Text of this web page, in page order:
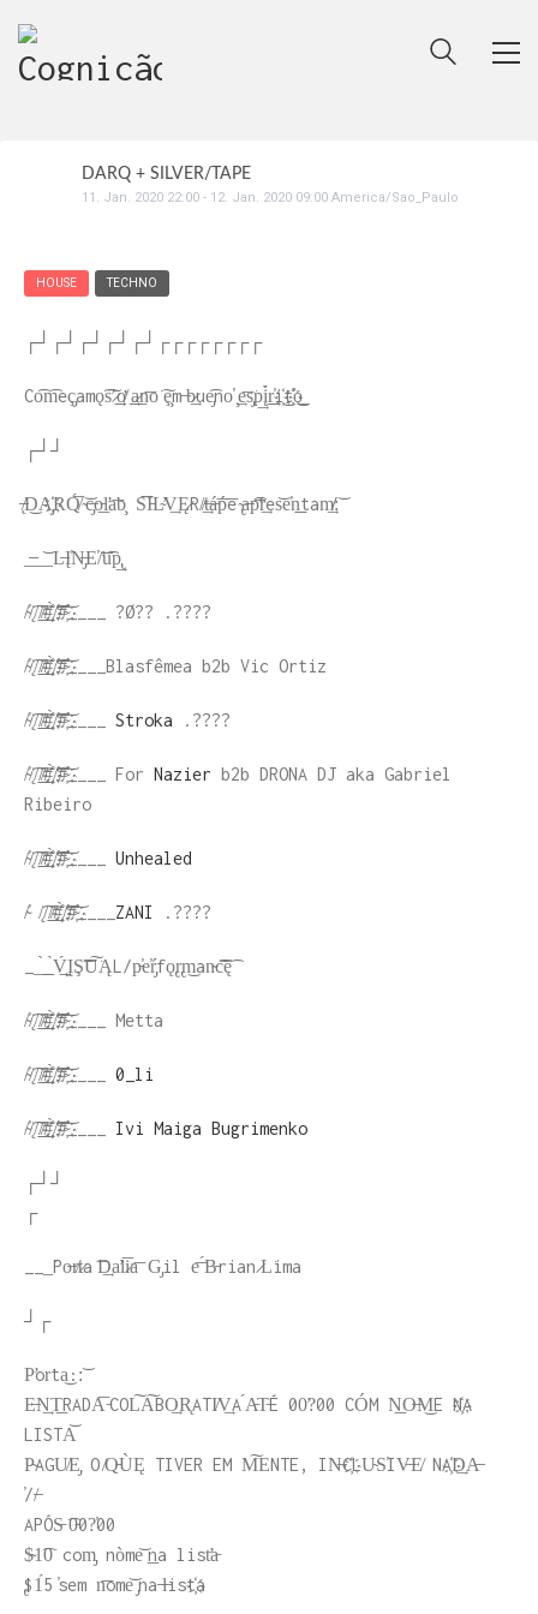
DARQ + SILVER/TAPE
11 . Jan. 2020 22:00 - 12. Jan. 2020 09:00 America/Sao_Paulo
HOUSE TECHNO
┌┘┌┘┌┘┌┘┌┘┌┌┌┌┌┌┌┌
Co͡m͡eç̡amǫ͡s̛͠ ̷͢͢ơ̸ ͢͟a̷͏͟n͞o͘ ͏͠ȩ̧m ̶b̷͢ue̡͡no̕ ̧͢e͞s̡͘p͢į́̀͟r̕͢i҉͜t҉̕̕o͟͜
┌┘┘
̸̶̨D͜A̡҉R͘Q̸́͞ ̴͝c̶̡o̵͟l̛a͞b̧͏ ͏S͞͞I̵L̴̛V͢Ę̷R/̸͢t̶á̵͞ṕ͞e ̴̢a̶p̛͞͡r͢͏es͝e̕n͟͟tam̸̸͢:͝
_̶_͝_͘L̶Į͏̕N̶̡E̕/̛͘͞u͡p̢͢
/̴̕/̨͡/͘͟͟/̸͟͟͠#҉̀҉/̕͝͡#҉̴̕͝____ ?Ø?? .????
/̴̕/̨͡/͘͟͟/̸͟͟͠#҉̀҉/̕͝͡#҉̴̕͝____Blasfêmea b2b Vic Ortiz
/̴̕/̨͡/͘͟͟/̸͟͟͠#҉̀҉/̕͝͡#҉̴̕͝____ Stroka .????
/̴̕/̨͡/͘͟͟/̸͟͟͠#҉̀҉/̕͝͡#҉̴̕͝____ For Nazier b2b DRONA DJ aka Gabriel
Ribeiro
/̴̕/̨͡/͘͟͟/̸͟͟͠#҉̀҉/̕͝͡#҉̴̕͝____ Unhealed
/̴̕ /̨͡/͘͟͟/̸͟͟͠#҉̀҉/̕͝͡#҉̴̕͝____ ZANI .????
__̀͟_̀V̨́͟ĮŞ͡͝U͘͠ĄL/p̵̕e̕ŕ̡fǫ̢r̢m͜an̴c͡͝ę͡
/̴̕/̨͡/͘͟͟/̸͟͟͠#҉̀҉/̕͝͡#҉̴̕͝____ Metta
/̴̕/̨͡/͘͟͟/̸͟͟͠#҉̀҉/̕͝͡#҉̴̕͝____ 0_li
/̴̕/̨͡/͘͟͟/̸͟͟͠#҉̀҉/̕͝͡#҉̴̕͝____ Ivi Maiga Bugrimenko
┌┘┘
┌
___͘Po̶r̸t̷a ͞D͢a̛l͞i̷a͞ G̡il e͞ ́B̵rian ̷L͘ima
┘┌
P̛or͘ta͜::͝
E̶N͢T͟RA͏DA͞ ̵COL͠A͠BO͢R̨ATI̸V͢A ́A̵T̵É 00̛?͘00 CÓM N͟O̶M͜E N҉A
LISTA͝
P̴AGU̸E̡ O ̸Q̵ÙĘ TIVER EM M͠E͘NTE, IN̶C҉LU̴S̕IV̶E̸ NA҉D͢A̶
̕//̶
͏APÓS̵ ͡0̵0?̕00
$̴1͡0͘ com̡ nòme͝ ͟n͏a list̛a̵
̢$1́5 ̕sem n͞ome͝ ̡na ̶l̶ist҉a